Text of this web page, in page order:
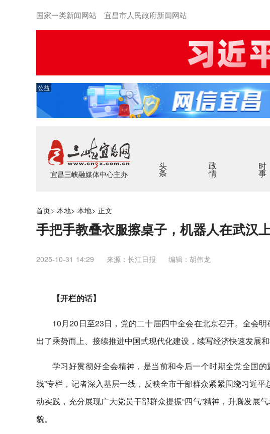
国家一类新闻网站 宜昌市人民政府新闻网站
公益
宜昌三峡融媒体中心主办
头条 政情 时事
首页> 本地> 本地> 正文
手把手教叠衣服擦桌子，机器人在武汉
2025-10-31 14:29 来源：长江日报 编辑：胡伟龙
【开栏的话】
10月20日至23日，党的二十届四中全会在北京召开。全会
出了乘势而上、接续推进中国式现代化建设，续写经济快速发展
学习好贯彻好全会精神，是当前和今后一个时期全党全国
线”专栏，记者深入基层一线，反映全市干部群众紧紧围绕习近
动实践，充分展现广大党员干部群众提振“四气”精神，升腾发展
貌。